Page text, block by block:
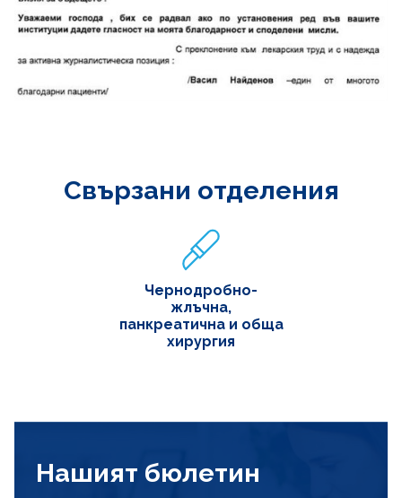
Свързани отделения
Чернодробно-
жлъчна,
панкреатична и обща
хирургия
Нашият бюлетин